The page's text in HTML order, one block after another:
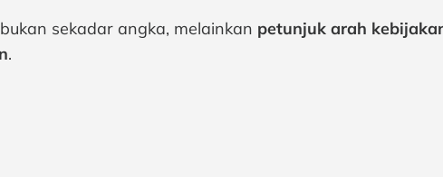
sekadar angka, melainkan petunjuk arah
.